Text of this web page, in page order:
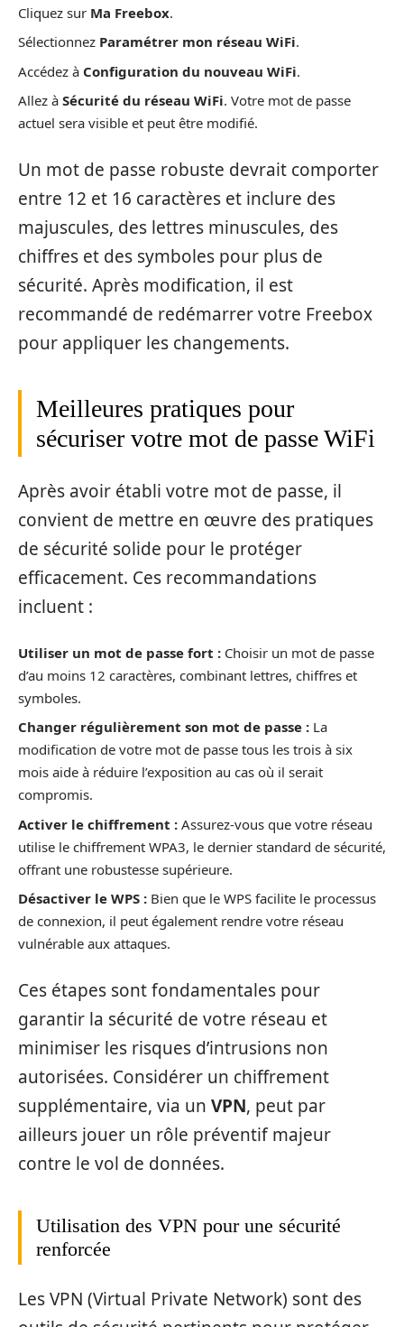
Cliquez sur Ma Freebox.
Sélectionnez Paramétrer mon réseau WiFi.
Accédez à Configuration du nouveau WiFi.
Allez à Sécurité du réseau WiFi. Votre mot de passe
actuel sera visible et peut être modifié.
Un mot de passe robuste devrait comporter
entre 12 et 16 caractères et inclure des
majuscules, des lettres minuscules, des
chiffres et des symboles pour plus de
sécurité. Après modification, il est
recommandé de redémarrer votre Freebox
pour appliquer les changements.
Meilleures pratiques pour
sécuriser votre mot de passe WiFi
Après avoir établi votre mot de passe, il
convient de mettre en œuvre des pratiques
de sécurité solide pour le protéger
efficacement. Ces recommandations
incluent :
Utiliser un mot de passe fort : Choisir un mot de passe
d’au moins 12 caractères, combinant lettres, chiffres et
symboles.
Changer régulièrement son mot de passe : La
modification de votre mot de passe tous les trois à six
mois aide à réduire l’exposition au cas où il serait
compromis.
Activer le chiffrement : Assurez-vous que votre réseau
utilise le chiffrement WPA3, le dernier standard de sécurité,
offrant une robustesse supérieure.
Désactiver le WPS : Bien que le WPS facilite le processus
de connexion, il peut également rendre votre réseau
vulnérable aux attaques.
Ces étapes sont fondamentales pour
garantir la sécurité de votre réseau et
minimiser les risques d’intrusions non
autorisées. Considérer un chiffrement
supplémentaire, via un VPN, peut par
ailleurs jouer un rôle préventif majeur
contre le vol de données.
Utilisation des VPN pour une sécurité
renforcée
Les VPN (Virtual Private Network) sont des